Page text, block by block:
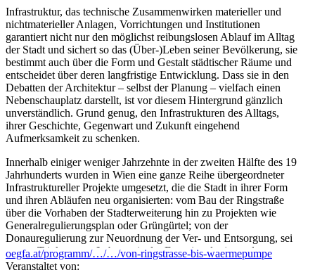
Infrastruktur, das technische Zusammenwirken materieller und
nichtmaterieller Anlagen, Vorrichtungen und Institutionen
garantiert nicht nur den möglichst reibungslosen Ablauf im Alltag
der Stadt und sichert so das (Über-)Leben seiner Bevölkerung, sie
bestimmt auch über die Form und Gestalt städtischer Räume und
entscheidet über deren langfristige Entwicklung. Dass sie in den
Debatten der Architektur – selbst der Planung – vielfach einen
Nebenschauplatz darstellt, ist vor diesem Hintergrund gänzlich
unverständlich. Grund genug, den Infrastrukturen des Alltags,
ihrer Geschichte, Gegenwart und Zukunft eingehend
Aufmerksamkeit zu schenken.
Innerhalb einiger weniger Jahrzehnte in der zweiten Hälfte des 19
Jahrhunderts wurden in Wien eine ganze Reihe übergeordneter
Infrastruktureller Projekte umgesetzt, die die Stadt in ihrer Form
und ihren Abläufen neu organisierten: vom Bau der Ringstraße
über die Vorhaben der Stadterweiterung hin zu Projekten wie
Generalregulierungsplan oder Grüngürtel; von der
Donauregulierung zur Neuordnung der Ver- und Entsorgung, sei
es von Trinkwasser, Lebensmitteln, Energie oder jener des
Kanalnetzes; vom Ausbau der Eisenbahn, der Stadtbahn zur
oegfa.at/programm/…/…/von-ringstrasse-bis-waermepumpe
Veranstaltet von: